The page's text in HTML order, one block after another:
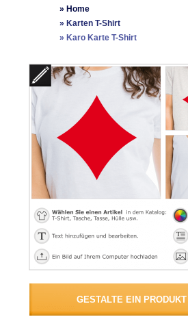
» Home
» Karten T-Shirt
» Karo Karte T-Shirt